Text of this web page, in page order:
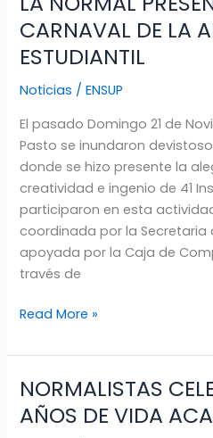
CARNAVAL DE LA
ESTUDIANTIL
Noticias /ENSUP
El pasado Domingo 21 de
Pasto se inundaron
donde se hizo presente la
creatividad e ingenio de 41
participaron en esta
coordinada por la Secretaria
apoyada por la Caja de
través de
NORMAL
PRESENTE
EN
EL
DE
LA
ALEGRÍA
ESTUDIANTIL
Read More »
NORMALISTAS
AÑOS DE VIDA
NORMALISTAS
CELEBRARON
SUS